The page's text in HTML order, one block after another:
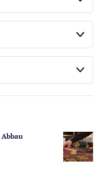
MERKUR SPIELE